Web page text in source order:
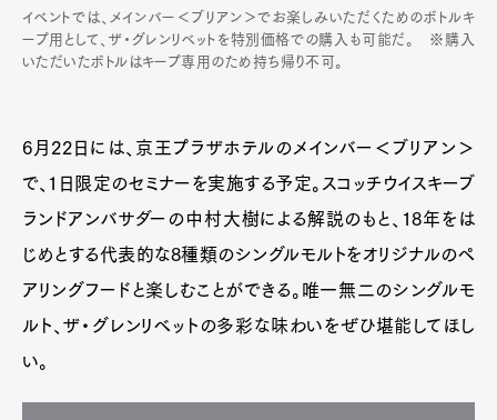
イベントでは、メインバー＜ブリアン＞でお楽しみいただくためのボトルキ
ープ用として、ザ・グレンリベットを特別価格での購入も可能だ。 ※購入
いただいたボトルはキープ専用のため持ち帰り不可。
6月22日には、京王プラザホテルのメインバー＜ブリアン＞
で、1日限定のセミナーを実施する予定。スコッチウイスキーブ
ランドアンバサダーの中村大樹による解説のもと、18年をは
じめとする代表的な8種類のシングルモルトをオリジナルのペ
アリングフードと楽しむことができる。唯一無二のシングルモ
ルト、ザ・グレンリベットの多彩な味わいをぜひ堪能してほし
い。